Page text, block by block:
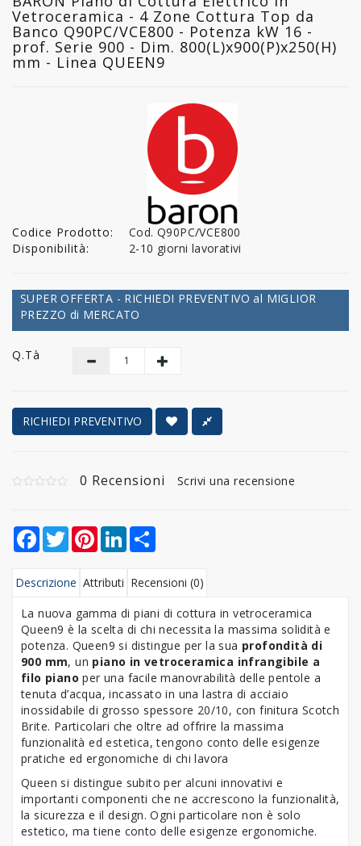
Vetroceramica - 4 Zone Cottura Top da
Banco Q90PC/VCE800 - Potenza kW 16 -
prof. Serie 900 - Dim. 800(L)x900(P)x250(H)
mm - Linea QUEEN9
Codice Prodotto:
Cod. Q90PC/VCE800
Disponibilità:
2-10 giorni lavorativi
SUPER OFFERTA - RICHIEDI PREVENTIVO al MIGLIOR
PREZZO di MERCATO
Q.tà
RICHIEDI PREVENTIVO
0 Recensioni Scrivi una recensione
Facebook
TwitterPinterestLinkedIn
Descrizione Attributi Recensioni (0)
La nuova gamma di piani di cottura in vetroceramica
Queen9 è la scelta di chi necessita la massima solidità e
potenza. Queen9 si distingue per la sua profondità di
900 mm, un piano in vetroceramica infrangibile a
filo piano per una facile manovrabilità delle pentole a
tenuta d’acqua, incassato in una lastra di acciaio
inossidabile di grosso spessore 20/10, con finitura Scotch
Brite. Particolari che oltre ad offrire la massima
funzionalità ed estetica, tengono conto delle esigenze
pratiche ed ergonomiche di chi lavora
Queen si distingue subito per alcuni innovativi e
importanti componenti che ne accrescono la funzionalità,
la sicurezza e il design. Ogni particolare non è solo
estetico, ma tiene conto delle esigenze ergonomiche.